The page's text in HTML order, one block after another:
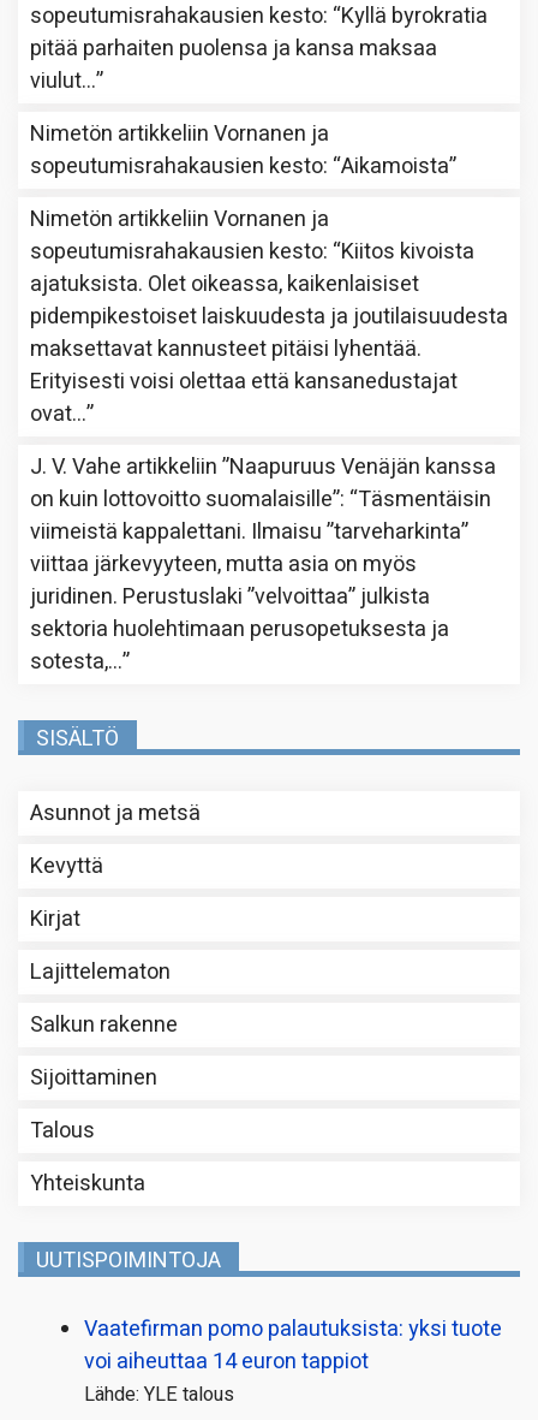
sopeutumisrahakausien kesto: “Kyllä byrokratia
pitää parhaiten puolensa ja kansa maksaa
viulut…”
Nimetön artikkeliinVornanen ja
sopeutumisrahakausien kesto: “Aikamoista”
Nimetön artikkeliinVornanen ja
sopeutumisrahakausien kesto: “Kiitos kivoista
ajatuksista. Olet oikeassa, kaikenlaisiset
pidempikestoiset laiskuudesta ja joutilaisuudesta
maksettavat kannusteet pitäisi lyhentää.
Erityisesti voisi olettaa että kansanedustajat
ovat…”
J. V. Vahe artikkeliin”Naapuruus Venäjän kanssa
on kuin lottovoitto suomalaisille”: “Täsmentäisin
viimeistä kappalettani. Ilmaisu ”tarveharkinta”
viittaa järkevyyteen, mutta asia on myös
juridinen. Perustuslaki ”velvoittaa” julkista
sektoria huolehtimaan perusopetuksesta ja
sotesta,…”
SISÄLTÖ
Asunnot ja metsä
Kevyttä
Kirjat
Lajittelematon
Salkun rakenne
Sijoittaminen
Talous
Yhteiskunta
UUTISPOIMINTOJA
Vaatefirman pomo palautuksista: yksi tuote
voi aiheuttaa 14 euron tappiot
Lähde: YLE talous